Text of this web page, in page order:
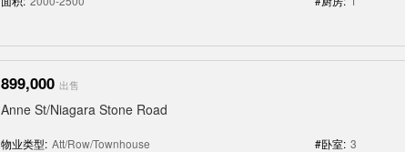
899,000 出售
Anne St/Niagara Stone Road
物业类型: Att/Row/Townhouse
#卧室: 3